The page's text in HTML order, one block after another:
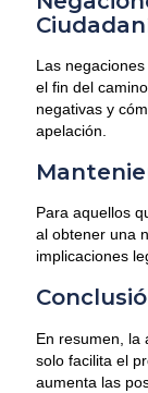
Las
el fin del
negativas y
apelación.
Para aquellos
al obtener una
implicaciones
En resumen, la
solo facilita el
aumenta las